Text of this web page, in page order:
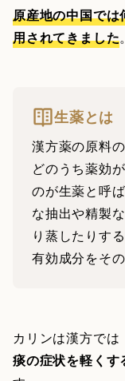
原産地の中国で
用されてきました。
生薬とは
漢方薬の原料
どのうち薬効
のが生薬と呼
な抽出や精製
り蒸したりす
有効成分をそ
カリンは漢方では
痰の症状を軽くす